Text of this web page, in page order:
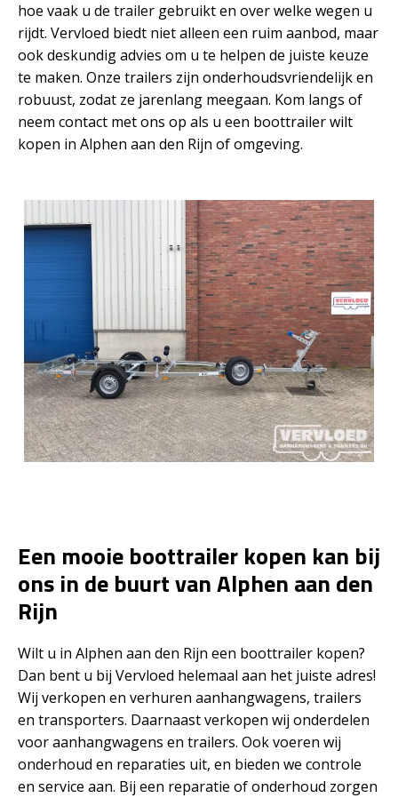
hoe vaak u de trailer gebruikt en over welke wegen u
rijdt. Vervloed biedt niet alleen een ruim aanbod, maar
ook deskundig advies om u te helpen de juiste keuze
te maken. Onze trailers zijn onderhoudsvriendelijk en
robuust, zodat ze jarenlang meegaan. Kom langs of
neem contact met ons op als u een boottrailer wilt
kopen in Alphen aan den Rijn of omgeving.
Een mooie boottrailer kopen kan bij
ons in de buurt van Alphen aan den
Rijn
Wilt u in Alphen aan den Rijn een boottrailer kopen?
Dan bent u bij Vervloed helemaal aan het juiste adres!
Wij verkopen en verhuren aanhangwagens, trailers
en transporters. Daarnaast verkopen wij onderdelen
voor aanhangwagens en trailers. Ook voeren wij
onderhoud en reparaties uit, en bieden we controle
en service aan. Bij een reparatie of onderhoud zorgen